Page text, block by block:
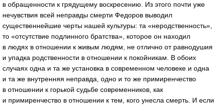
в обращенности к грядущему воскресению. Из этого почти уже
нечувствия всей неправды смерти Федоров выводил
существеннейшие черты нашей культуры: та «неродственность»,
то «отсутствие подлинного братства», которое он находил
в людях в отношении к живым людям, не отлично от равнодушия
и упадка родственности в отношении к покойникам. В обоих
случаях одна и та же установка в современном человеке и одна
и та же внутренняя неправда, одно и то же примиренчество
в отношении к горькой судьбе современников, как
и примиренчество в отношении к тем, кого унесла смерть. И если